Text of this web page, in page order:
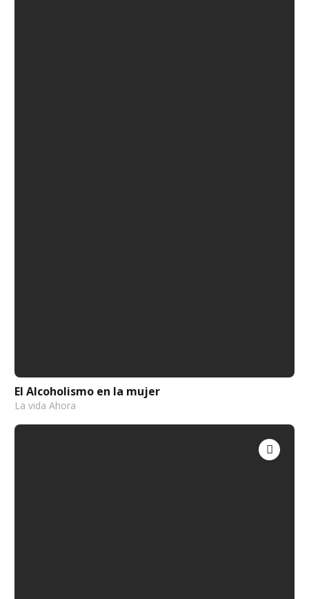
El Alcoholismo en la mujer
La vida Ahora